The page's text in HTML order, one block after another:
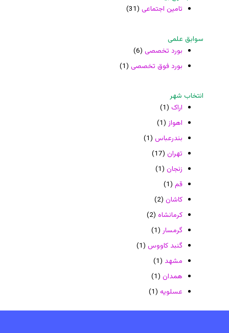
تامین اجتماعی (31)
سوابق علمی
بورد تخصصی (6)
بورد فوق تخصصی (1)
انتخاب شهر
اراک (1)
اهواز (1)
بندرعباس (1)
تهران (17)
زنجان (1)
قم (1)
کاشان (2)
کرمانشاه (2)
گرمسار (1)
گنبد کاووس (1)
مشهد (1)
همدان (1)
عسلویه (1)